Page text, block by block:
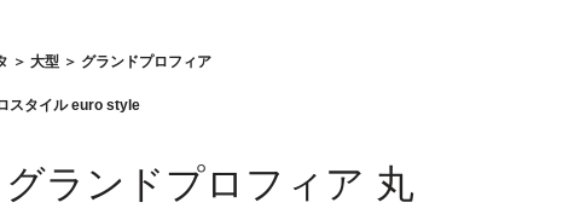
＞ 大型 ＞ グランドプロフィア
スタイル euro style
ランドプロフィア 丸